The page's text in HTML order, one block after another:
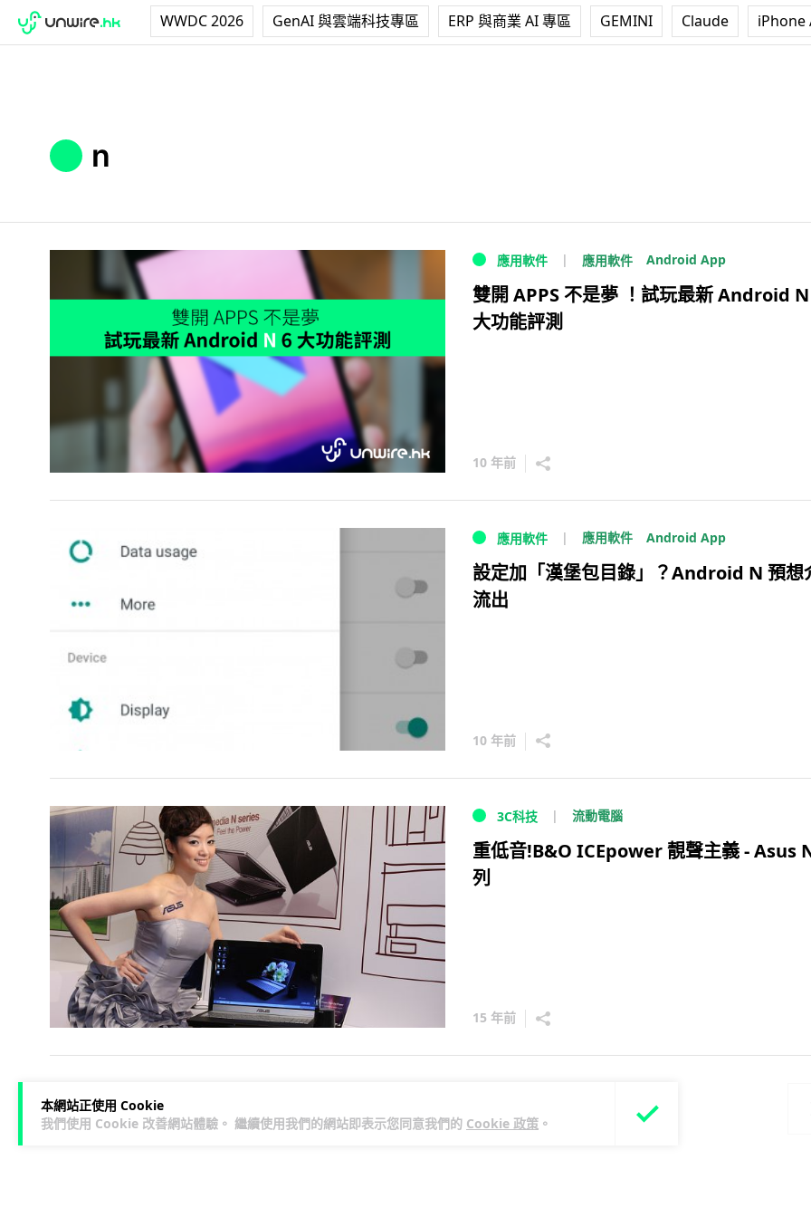
WWDC 2026 GenAI 與雲端科技專區 ERP 與商業 AI 專區 GEMINI Claude iPhone
本網站正使用 Cookie
我們使用 Cookie 改善網站體驗。 繼續使用我們的網站即表示您同意我們的 Cookie 政策 。
n
應用軟件 應用軟件 Android App
雙開 APPS 不是夢 ！試玩最新 Android
大功能評測
10 年前
應用軟件 應用軟件 Android App
設定加「漢堡包目錄」？Android N 預想
流出
10 年前
3C科技 流動電腦
重低音!B&O ICEpower 靚聲主義 - Asus
列
15 年前